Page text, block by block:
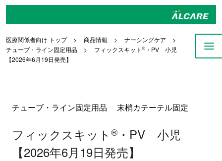
医療関係者向け トップ 商品情報
ナーシングケア
チューブ・ライン固定用品
フィックスキット ®・PV 小児
【2026年6月19日発売】
チューブ・ライン固定用品 末梢カテーテル固定
フィックスキット ®・PV 小児
【2026年6月19日発売】